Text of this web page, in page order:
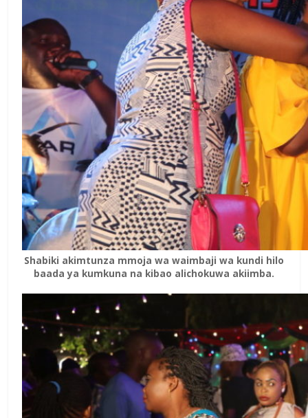
Shabiki akimtunza mmoja wa waimbaji wa kundi hilo
baada ya kumkuna na kibao alichokuwa akiimba.